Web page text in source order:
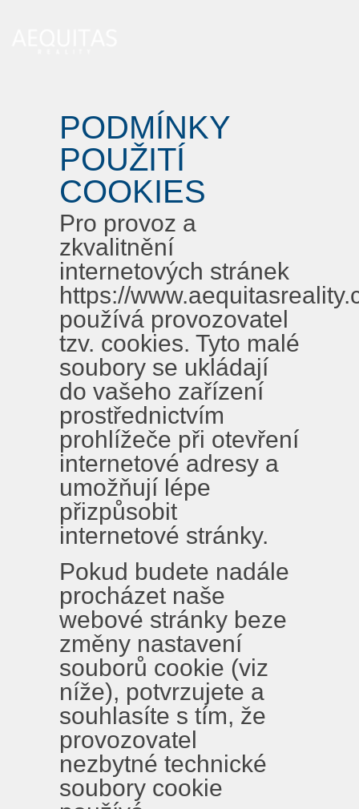
PODMÍNKY
POUŽITÍ
COOKIES
Pro provoz a
zkvalitnění
internetových stránek
https://
používá provozovatel
tzv. cookies. Tyto malé
soubory se ukládají
do vašeho zařízení
prostřednictvím
prohlížeče při otevření
internetové adresy a
umožňují lépe
přizpůsobit
internetové stránky.
Pokud budete nadále
procházet naše
webové stránky beze
změny nastavení
souborů cookie (viz
níže), potvrzujete a
souhlasíte s tím, že
provozovatel
nezbytné technické
soubory cookie